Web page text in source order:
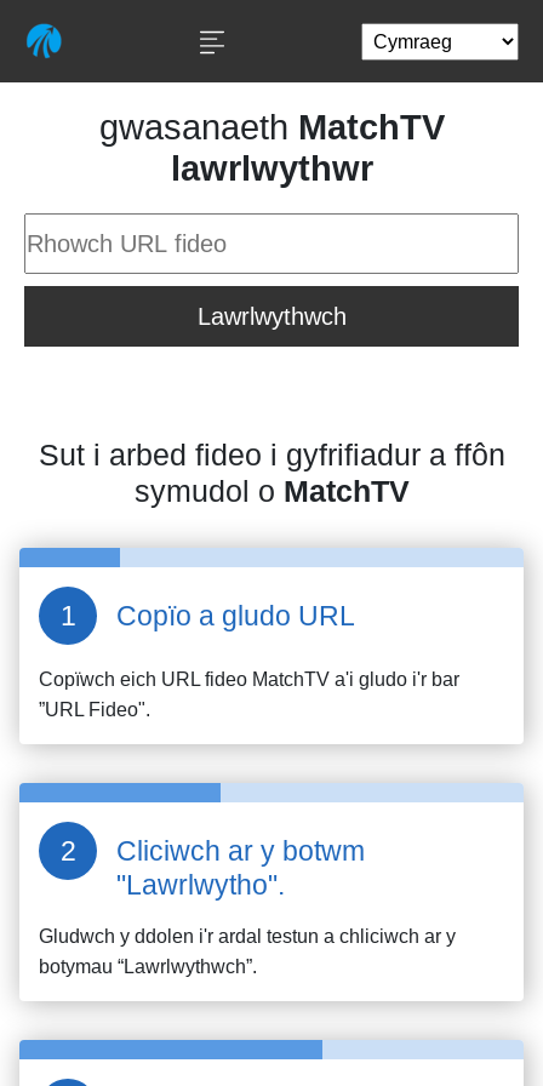
gwasanaeth MatchTV
lawrlwythwr
Lawrlwythwch
Sut i arbed fideo i gyfrifiadur a ffôn
symudol o MatchTV
Copïo a gludo URL
Copïwch eich URL fideo MatchTV a'i gludo i'r bar
”URL Fideo".
Cliciwch ar y botwm
"Lawrlwytho".
Gludwch y ddolen i'r ardal testun a chliciwch ar y
botymau “Lawrlwythwch”.